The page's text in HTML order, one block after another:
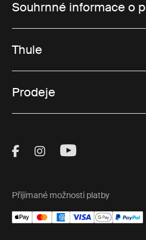
Souhrnné informace o
Thule
Prodeje
Visit Thule on
Visit Thule on
Visit Thule
Přijímané možnosti platby